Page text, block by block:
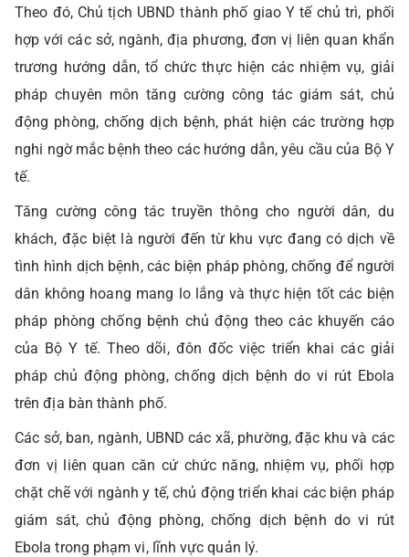
Theo đó, Chủ tịch UBND thành phố giao Y tế chủ trì, phối
hợp với các sở, ngành, địa phương, đơn vị liên quan khẩn
trương hướng dẫn, tổ chức thực hiện các nhiệm vụ, giải
pháp chuyên môn tăng cường công tác giám sát, chủ
động phòng, chống dịch bệnh, phát hiện các trường hợp
nghi ngờ mắc bệnh theo các hướng dẫn, yêu cầu của Bộ Y
tế.
Tăng cường công tác truyền thông cho người dân, du
khách, đặc biệt là người đến từ khu vực đang có dịch về
tình hình dịch bệnh, các biện pháp phòng, chống để người
dân không hoang mang lo lắng và thực hiện tốt các biện
pháp phòng chống bệnh chủ động theo các khuyến cáo
của Bộ Y tế. Theo dõi, đôn đốc việc triển khai các giải
pháp chủ động phòng, chống dịch bệnh do vi rút Ebola
trên địa bàn thành phố.
Các sở, ban, ngành, UBND các xã, phường, đặc khu và các
đơn vị liên quan căn cứ chức năng, nhiệm vụ, phối hợp
chặt chẽ với ngành y tế, chủ động triển khai các biện pháp
giám sát, chủ động phòng, chống dịch bệnh do vi rút
Ebola trong phạm vi, lĩnh vực quản lý.